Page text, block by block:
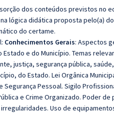
dos conteúdos previstos no
lógica didática proposta pelo(a)
do certame.
Conhecimentos Gerais: Aspectos
e do Município. Temas
justiça, segurança pública,
do Estado. Lei Orgânica
Pessoal. Sigilo
e Crime Organizado. Poder
Uso de